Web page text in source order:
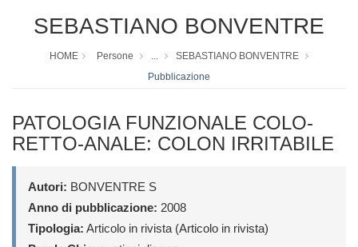
SEBASTIANO BONVENTRE
HOME Persone ...
SEBASTIANO BONVENTRE
Pubblicazione
PATOLOGIA FUNZIONALE COLO-
RETTO-ANALE: COLON IRRITABILE
Autori: BONVENTRE S
Anno di pubblicazione: 2008
Tipologia: Articolo in rivista (Articolo in rivista)